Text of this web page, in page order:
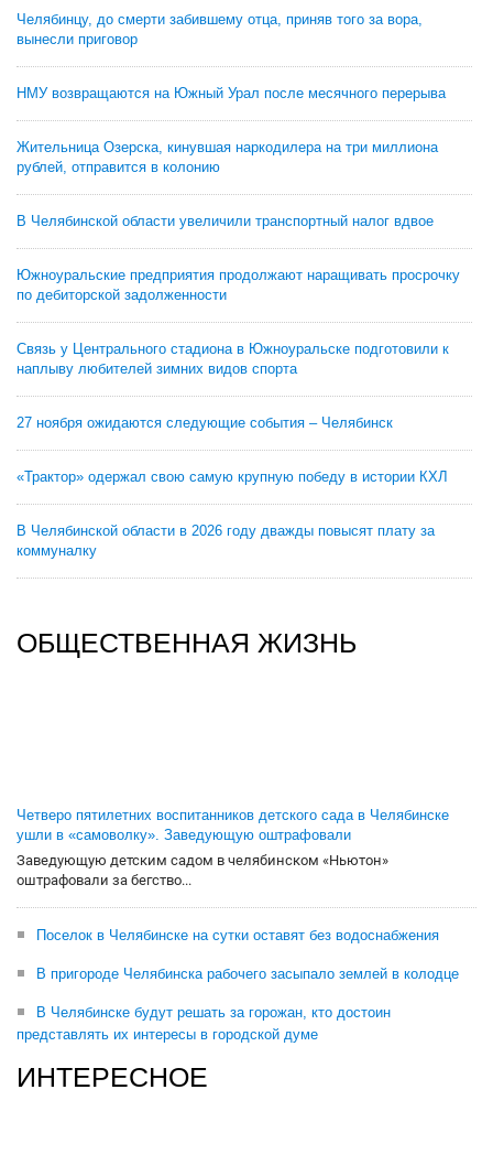
Челябинцу, до смерти забившему отца, приняв того за вора,
вынесли приговор
НМУ возвращаются на Южный Урал после месячного перерыва
Жительница Озерска, кинувшая наркодилера на три миллиона
рублей, отправится в колонию
В Челябинской области увеличили транспортный налог вдвое
Южноуральские предприятия продолжают наращивать просрочку
по дебиторской задолженности
Связь у Центрального стадиона в Южноуральске подготовили к
наплыву любителей зимних видов спорта
27 ноября ожидаются следующие события – Челябинск
«Трактор» одержал свою самую крупную победу в истории КХЛ
В Челябинской области в 2026 году дважды повысят плату за
коммуналку
ОБЩЕСТВЕННАЯ ЖИЗНЬ
Четверо пятилетних воспитанников детского сада в Челябинске
ушли в «самоволку». Заведующую оштрафовали
Заведующую детским садом в челябинском «Ньютон»
оштрафовали за бегство...
Поселок в Челябинске на сутки оставят без водоснабжения
В пригороде Челябинска рабочего засыпало землей в колодце
В Челябинске будут решать за горожан, кто достоин
представлять их интересы в городской думе
ИНТЕРЕСНОЕ